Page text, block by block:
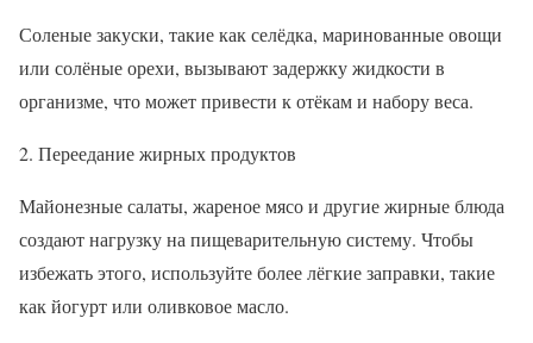
Соленые закуски, такие как селёдка, маринованные овощи
или солёные орехи, вызывают задержку жидкости в
организме, что может привести к отёкам и набору веса.
2. Переедание жирных продуктов
Майонезные салаты, жареное мясо и другие жирные блюда
создают нагрузку на пищеварительную систему. Чтобы
избежать этого, используйте более лёгкие заправки, такие
как йогурт или оливковое масло.